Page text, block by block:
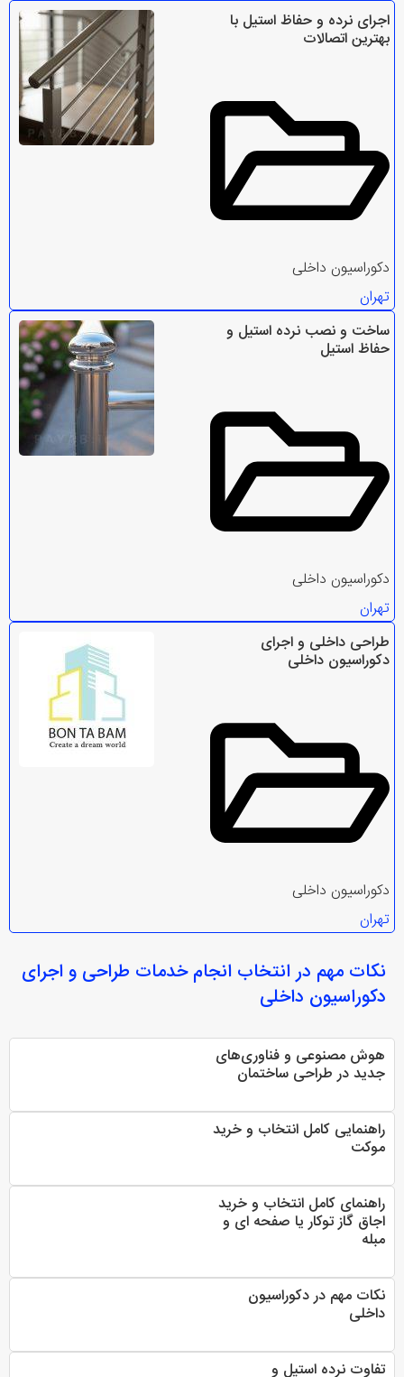
اجرای نرده و حفاظ استیل با
بهترین اتصالات
دکوراسیون داخلی
تهران
ساخت و نصب نرده استیل و
حفاظ استیل
دکوراسیون داخلی
تهران
طراحی داخلی و اجرای
دکوراسیون داخلی
دکوراسیون داخلی
تهران
نکات مهم در انتخاب انجام خدمات طراحی و اجرای
دکوراسیون داخلی
هوش مصنوعی و فناوری‌های
جدید در طراحی ساختمان
راهنمایی کامل انتخاب و خرید
موکت
راهنمای کامل انتخاب و خرید
اجاق گاز توکار یا صفحه ای و
مبله
نکات مهم در دکوراسیون
داخلی
تفاوت نرده استیل و